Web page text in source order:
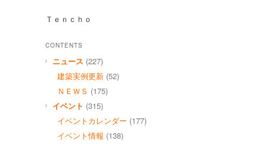
Ｔｅｎｃｈｏ
CONTENTS
ニュース (227)
建築実例更新 (52)
ＮＥＷＳ (175)
イベント (315)
イベントカレンダー (177)
イベント情報 (138)